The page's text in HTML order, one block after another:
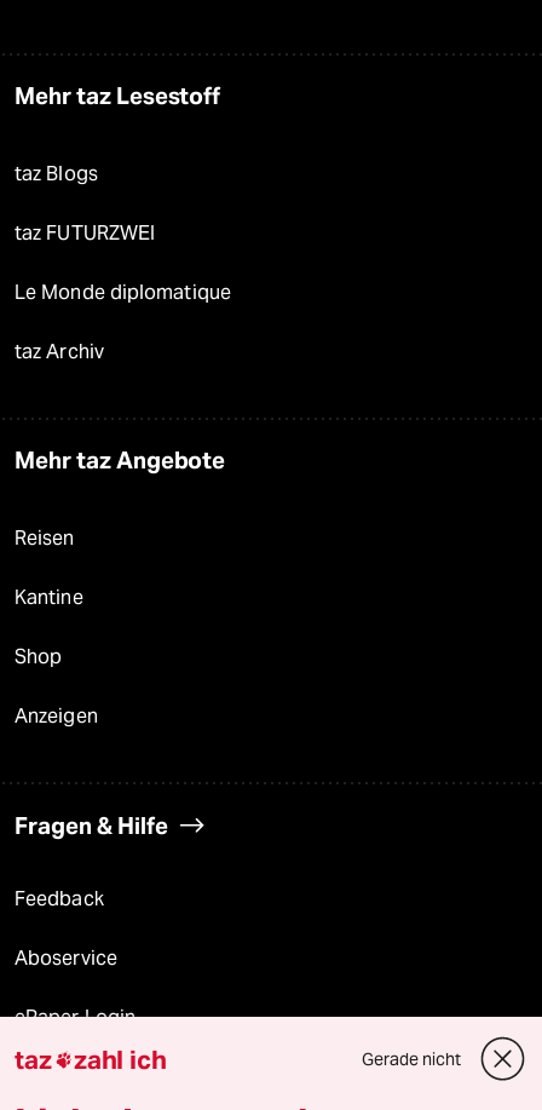
Mehr taz Lesestoff
taz Blogs
taz FUTURZWEI
Le Monde diplomatique
taz Archiv
Mehr taz Angebote
Reisen
Kantine
Shop
Anzeigen
Fragen & Hilfe
Feedback
Aboservice
ePaper Login
Downloads für Abonnierende
taz zahl ich Gerade nicht